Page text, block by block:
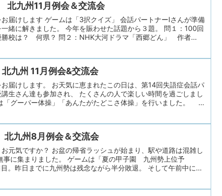
北九州11月例会＆交流会
届けします ゲームは「3択クイズ」 会話パートナーIさんが準備
緒に解きました。 今年を賑わせた話題から３題。 問１：100回
校は？ 何県？ 問２：NHK大河ドラマ「西郷どん」 作者
しくと、大変面白かったです。 今月のテーマトークは「おすす
番組といってもさまざま ニュース、ドラマ、情報番組、健康、
趣味などなど 皆さんに色々な番組をご紹介していただ...
九州 11月例会&交流会
届けします。 お天気に恵まれたこの日は、第14回失語症会話パ
生さん達も参加され、 たくさんの人で楽しい時間を過ごしまし
グーパー体操」「あんたがたどこさ体操」を行いました。
手を前に突出します。その時は大きな声で「パー！」。
。「パー」のときには片足も交互に前に出さないといけませ
ながら、掛け声もしながら。 この運動を10回繰り返し、
九州8月例会＆交流会
元気ですか？ お盆の帰省ラッシュが始まり、駅や道路は混雑し
事に集まりました。 ゲームは「夏の甲子園 九州勢上位予
。昨日までに九州勢は残念ながら半分敗退。 そして午前中に福